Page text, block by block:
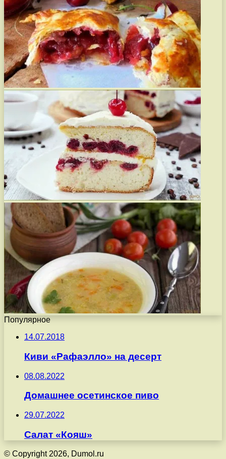
Популярное
14.07.2018
Киви «Рафаэлло» на десерт
08.08.2022
Домашнее осетинское пиво
29.07.2022
Салат «Кояш»
© Copyright 2026, Dumol.ru